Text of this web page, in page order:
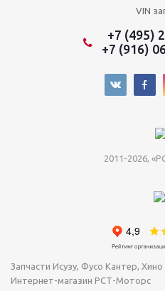
VIN
+7 (495)
+7 (916)
2011-2026,
Запчасти Исузу, Фусо Кантер, Хино
Интернет-магазин РСТ-Моторс